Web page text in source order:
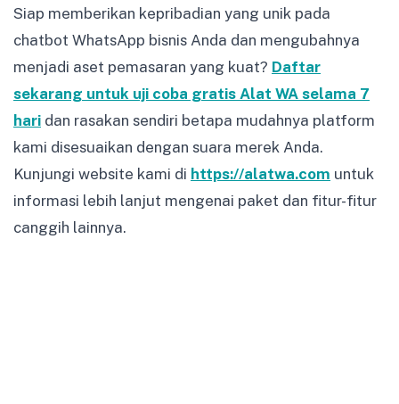
Siap memberikan kepribadian yang unik pada
chatbot WhatsApp bisnis Anda dan mengubahnya
menjadi aset pemasaran yang kuat? Daftar
sekarang untuk uji coba gratis Alat WA selama 7
hari dan rasakan sendiri betapa mudahnya platform
kami disesuaikan dengan suara merek Anda.
Kunjungi website kami di https://alatwa.com untuk
informasi lebih lanjut mengenai paket dan fitur-fitur
canggih lainnya.